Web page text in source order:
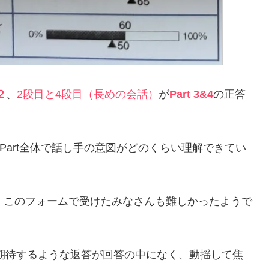
、 2段目と4段目（長めの会話） がPart 3&4の正答
全体で話し手の意図がどのくらい理解できてい
のフォームで受けたみなさんも難しかったようで
するような返答が回答の中になく、動揺して焦